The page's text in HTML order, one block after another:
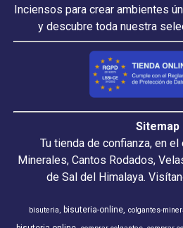
Inciensos para crear ambientes
y descubre toda nuestra
Sitemap
Tu tienda de confianza, en
Minerales, Cantos Rodados,
de Sal del Himalaya.
bisuteria bisuteria-online colgantes-